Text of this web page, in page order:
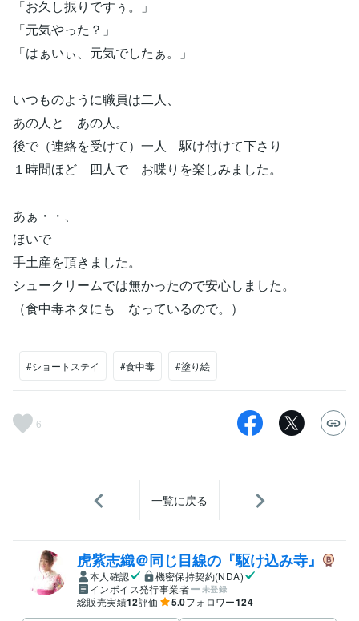
「お久し振りですぅ。」
「元気やった？」
「はぁいぃ、元気でしたぁ。」
いつものように職員は二人、
あの人と あの人。
後で（連絡を受けて）一人 駆け付けて下さり
１時間ほど 四人で お喋りを楽しみました。
あぁ・・、
ほいで
手土産を頂きました。
シュークリームでは無かったので安心しました。
（食中毒ネタにも なっているので。）
#ショートステイ #食中毒 #塗り絵
6
一覧に戻る
虎紫志織＠同じ目線の『駆け込み寺』
本人確認
機密保持契約(NDA)
インボイス発行事業者
未登録
総販売実績12評価 5.0フォロワー124